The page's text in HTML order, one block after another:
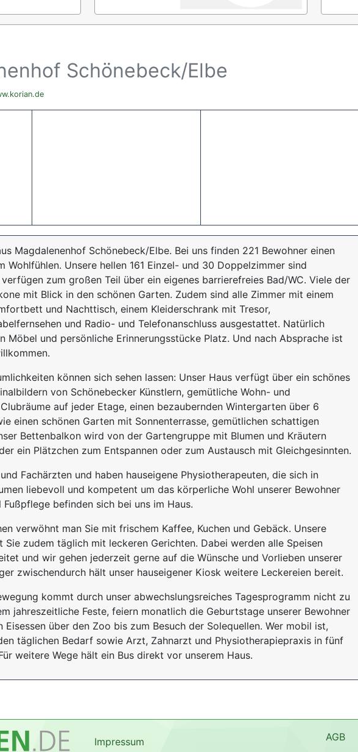
Schönebeck/Elbe
Magdalenenhof Schönebeck/Elbe. Bei uns finden 221 Bewohner einen
Wohlfühlen. Unsere hellen 161 Einzel- und 30 Doppelzimmer sind
zum großen Teil über ein eigenes barrierefreies Bad/WC. Viele der
mit Blick in den schönen Garten. Zudem sind alle Zimmer mit einem
und Nachttisch, einem Kleiderschrank mit Tresor,
und Radio- und Telefonanschluss ausgestattet. Natürlich
Möbel und persönliche Erinnerungsstücke Platz. Und nach Absprache ist
können sich sehen lassen: Unser Haus verfügt über ein schönes
von Schönebecker Künstlern, gemütliche Wohn- und
auf jeder Etage, einen bezaubernden Wintergarten über 6
einen schönen Garten mit Sonnenterrasse, gemütlichen schattigen
Bettenbalkon wird von der Gartengruppe mit Blumen und Kräutern
ein Plätzchen zum Entspannen oder zum Austausch mit Gleichgesinnten.
Fachärzten und haben hauseigene Physiotherapeuten, die sich in
liebevoll und kompetent um das körperliche Wohl unserer Bewohner
Fußpflege befinden sich bei uns im Haus.
verwöhnt man Sie mit frischem Kaffee, Kuchen und Gebäck. Unsere
Sie zudem täglich mit leckeren Gerichten. Dabei werden alle Speisen
und wir gehen jederzeit gerne auf die Wünsche und Vorlieben unserer
zwischendurch hält unser hauseigener Kiosk weitere Leckereien bereit.
kommt durch unser abwechslungsreiches Tagesprogramm nicht zu
jahreszeitliche Feste, feiern monatlich die Geburtstage unserer Bewohner
Eisessen über den Zoo bis zum Besuch der Solequellen. Wer mobil ist,
täglichen Bedarf sowie Arzt, Zahnarzt und Physiotherapiepraxis in fünf
weitere Wege hält ein Bus direkt vor unserem Haus.
Impressum
AGB